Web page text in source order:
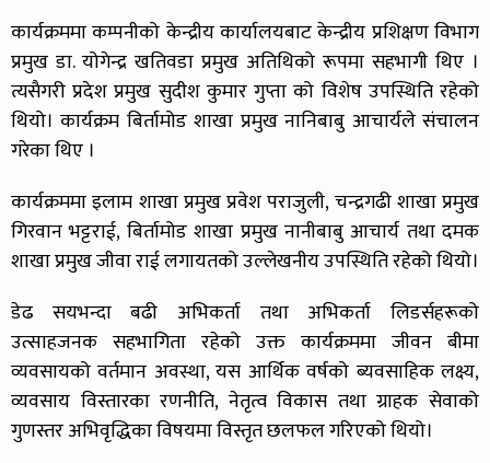
कार्यक्रममा कम्पनीको केन्द्रीय कार्यालयबाट केन्द्रीय प्रशिक्षण विभाग
प्रमुख डा. योगेन्द्र खतिवडा प्रमुख अतिथिको रूपमा सहभागी थिए ।
त्यसैगरी प्रदेश प्रमुख सुदीश कुमार गुप्ता को विशेष उपस्थिति रहेको
थियो। कार्यक्रम बिर्तामोड शाखा प्रमुख नानिबाबु आचार्यले संचालन
गरेका थिए ।
कार्यक्रममा इलाम शाखा प्रमुख प्रवेश पराजुली, चन्द्रगढी शाखा प्रमुख
गिरवान भट्टराई, बिर्तामोड शाखा प्रमुख नानीबाबु आचार्य तथा दमक
शाखा प्रमुख जीवा राई लगायतको उल्लेखनीय उपस्थिति रहेको थियो।
डेढ सयभन्दा बढी अभिकर्ता तथा अभिकर्ता लिडर्सहरूको
उत्साहजनक सहभागिता रहेको उक्त कार्यक्रममा जीवन बीमा
व्यवसायको वर्तमान अवस्था, यस आर्थिक वर्षको ब्यवसाहिक लक्ष्य,
व्यवसाय विस्तारका रणनीति, नेतृत्व विकास तथा ग्राहक सेवाको
गुणस्तर अभिवृद्धिका विषयमा विस्तृत छलफल गरिएको थियो।